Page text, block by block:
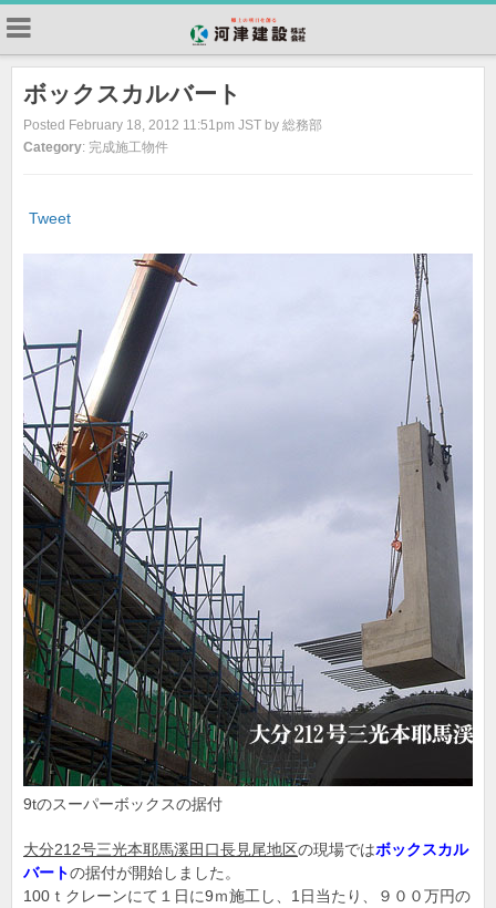
ボックスカルバート
Posted February 18, 2012 11:51pm JST by 総務部
Category: 完成施工物件
Tweet
9tのスーパーボックスの据付
大分212号三光本耶馬溪田口長見尾地区の現場ではボックスカル
バートの据付が開始しました。
100ｔクレーンにて１日に9ｍ施工し、1日当たり、９００万円の